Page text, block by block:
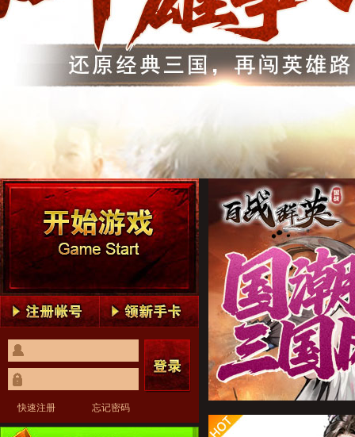
快速注册 忘记密码
百战群英1
百战群英2
百战群英3
百战群英4
百战群英5